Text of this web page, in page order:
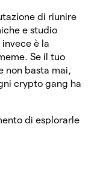
di riunire
e studio
invece è la
Se il tuo
non basta mai,
crypto gang ha
di esplorarle